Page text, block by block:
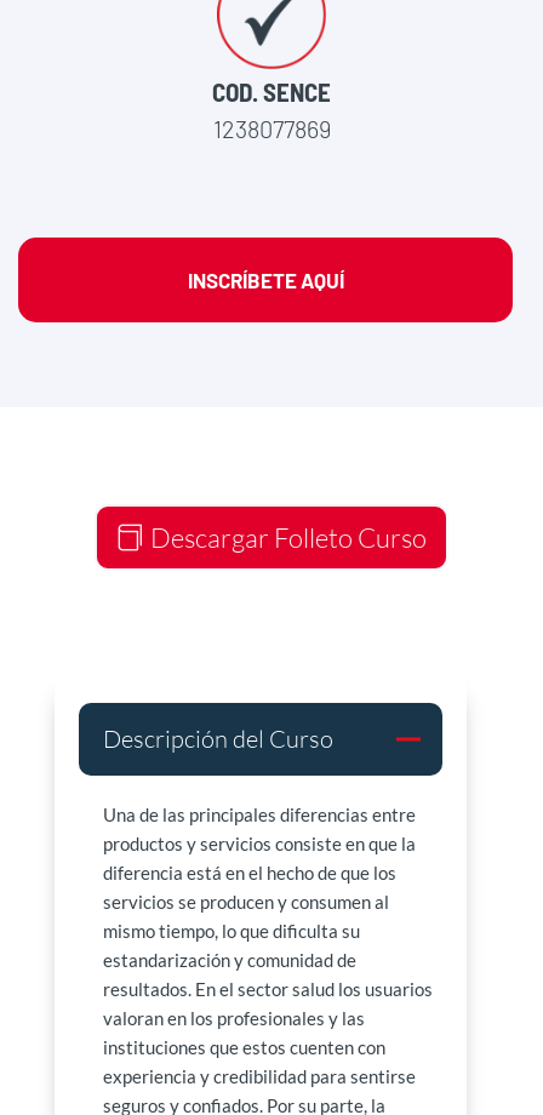
COD. SENCE
1238077869
INSCRÍBETE AQUÍ
Descargar Folleto Curso
Descripción del Curso
Una de las principales diferencias entre
productos y servicios consiste en que la
diferencia está en el hecho de que los
servicios se producen y consumen al
mismo tiempo, lo que dificulta su
estandarización y comunidad de
resultados. En el sector salud los usuarios
valoran en los profesionales y las
instituciones que estos cuenten con
experiencia y credibilidad para sentirse
seguros y confiados. Por su parte, la